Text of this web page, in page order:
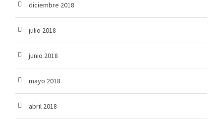
diciembre 2018
julio 2018
junio 2018
mayo 2018
abril 2018